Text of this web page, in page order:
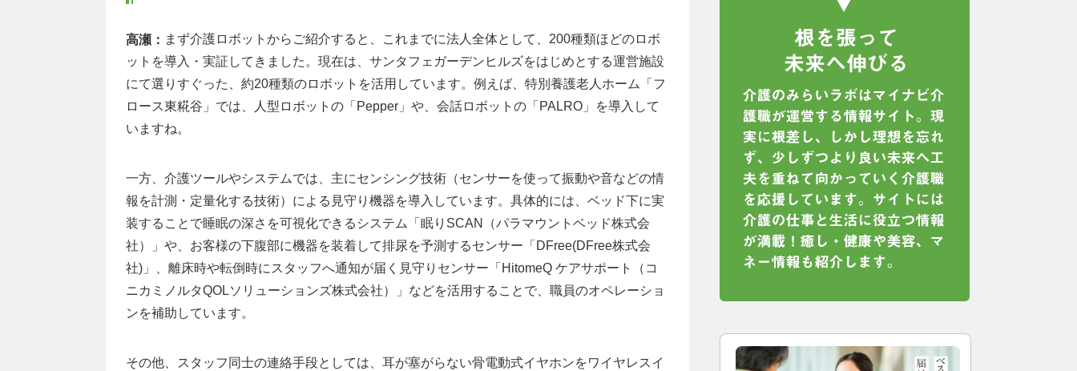
高瀬： まず介護ロボットからご紹介すると、これまでに法人全体として、200種類ほどのロボ
ットを導入・実証してきました。現在は、サンタフェガーデンヒルズをはじめとする運営施設
にて選りすぐった、約20種類のロボットを活用しています。例えば、特別養護老人ホーム「フ
ロース東糀谷」では、人型ロボットの「Pepper」や、会話ロボットの「PALRO」を導入して
いますね。
一方、介護ツールやシステムでは、主にセンシング技術（センサーを使って振動や音などの情
報を計測・定量化する技術）による見守り機器を導入しています。具体的には、ベッド下に実
装することで睡眠の深さを可視化できるシステム「眠りSCAN（パラマウントベッド株式会
社）」や、お客様の下腹部に機器を装着して排尿を予測するセンサー「DFree(DFree株式会
社)」、離床時や転倒時にスタッフへ通知が届く見守りセンサー「HitomeQ ケアサポート（コ
ニカミノルタQOLソリューションズ株式会社）」などを活用することで、職員のオペレーショ
ンを補助しています。
その他、スタッフ同士の連絡手段としては、耳が塞がらない骨電動式イヤホンをワイヤレスイ